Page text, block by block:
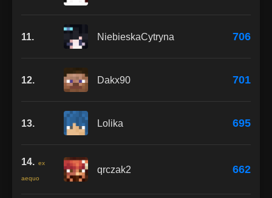
11. NiebieskaCytryna 706
12. Dakx90 701
13. Lolika 695
14. ex
aequo
qrczak2 662